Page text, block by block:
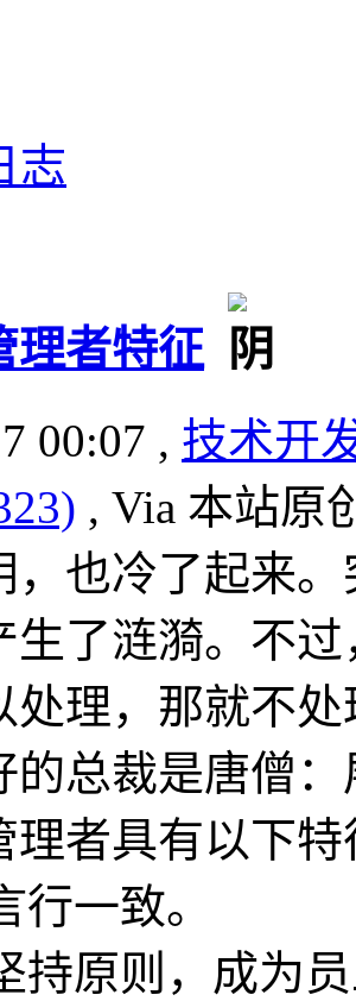
志
理者特征
00:07 , 技术开
, Via 本站原
，也冷了起来
生了涟漪。不
处理，那就不处
的总裁是唐僧
理者具有以下特
一致。
原则，成为员